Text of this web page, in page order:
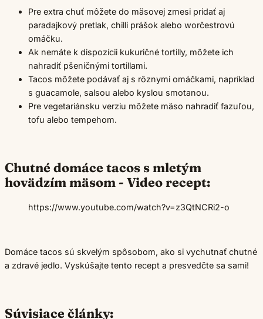
Pre extra chuť môžete do mäsovej zmesi pridať aj
paradajkový pretlak, chilli prášok alebo worčestrovú
omáčku.
Ak nemáte k dispozícii kukuričné tortilly, môžete ich
nahradiť pšeničnými tortillami.
Tacos môžete podávať aj s rôznymi omáčkami, napríklad
s guacamole, salsou alebo kyslou smotanou.
Pre vegetariánsku verziu môžete mäso nahradiť fazuľou,
tofu alebo tempehom.
Chutné domáce tacos s mletým
hovädzím mäsom - Video recept:
https://www.youtube.com/watch?v=z3QtNCRi2-o
Domáce tacos sú skvelým spôsobom, ako si vychutnať chutné
a zdravé jedlo. Vyskúšajte tento recept a presvedčte sa sami!
Súvisiace články: